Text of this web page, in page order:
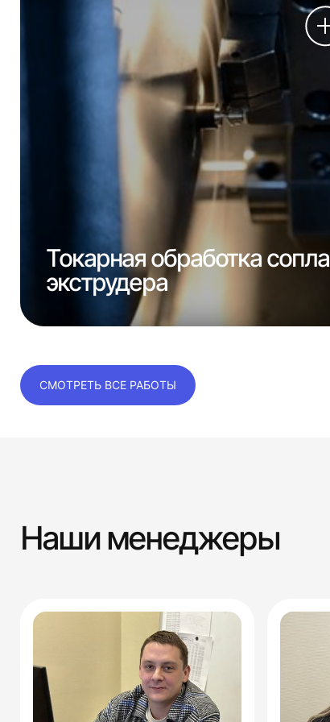
Токарная обработка сопла
экструдера
СМОТРЕТЬ ВСЕ РАБОТЫ
Наши менеджеры